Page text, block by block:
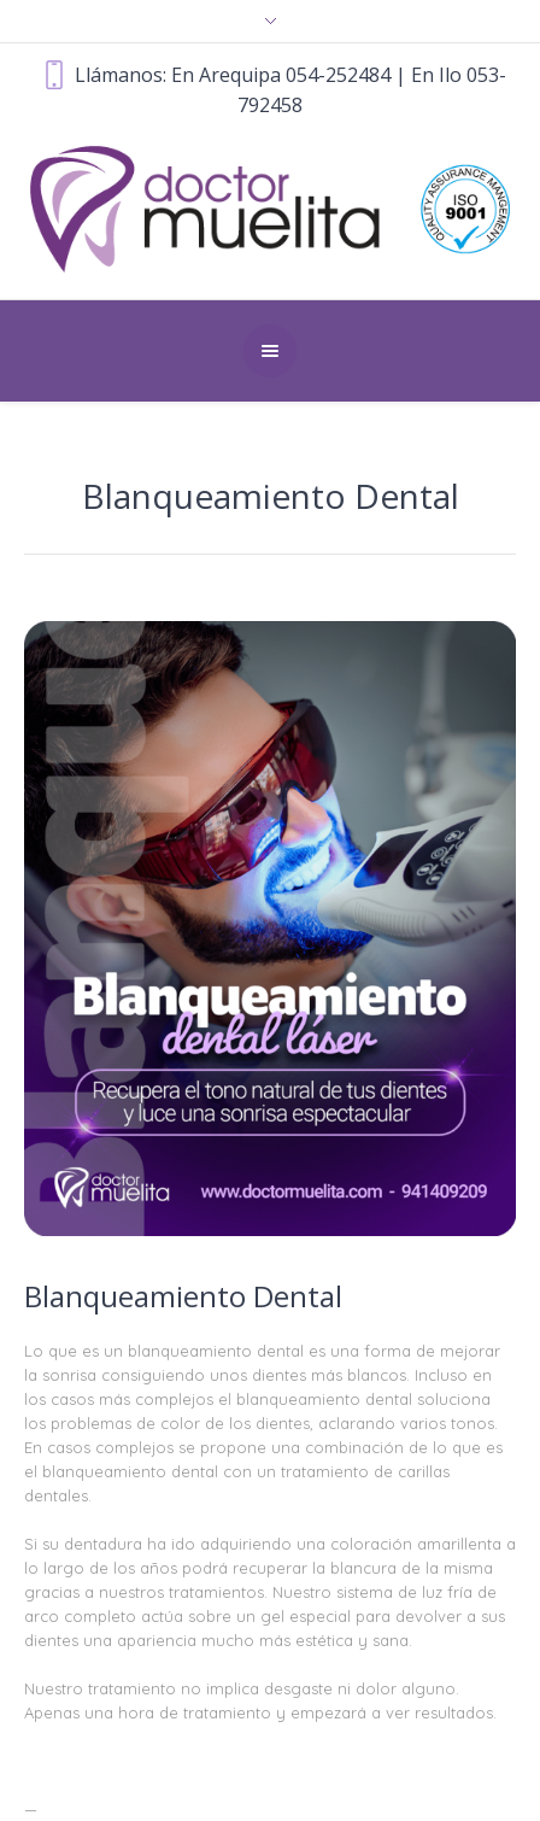
Llámanos: En Arequipa 054-252484 | En Ilo 053-
792458
Blanqueamiento Dental
Blanqueamiento Dental
Lo que es un blanqueamiento dental es una forma de mejorar
la sonrisa consiguiendo unos dientes más blancos. Incluso en
los casos más complejos el blanqueamiento dental soluciona
los problemas de color de los dientes, aclarando varios tonos.
En casos complejos se propone una combinación de lo que es
el blanqueamiento dental con un tratamiento de carillas
dentales.
Si su dentadura ha ido adquiriendo una coloración amarillenta a
lo largo de los años podrá recuperar la blancura de la misma
gracias a nuestros tratamientos. Nuestro sistema de luz fría de
arco completo actúa sobre un gel especial para devolver a sus
dientes una apariencia mucho más estética y sana.
Nuestro tratamiento no implica desgaste ni dolor alguno.
Apenas una hora de tratamiento y empezará a ver resultados.
—